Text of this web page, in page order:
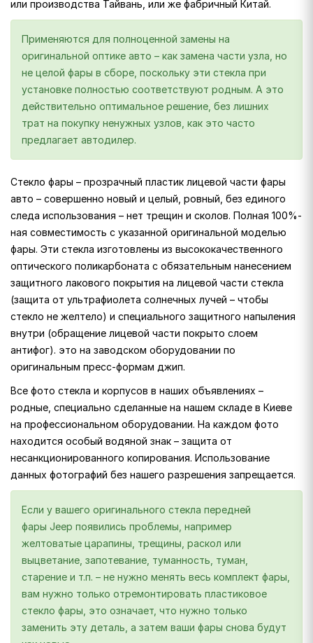
или производства Тайвань, или же фабричный Китай.
Применяются для полноценной замены на
оригинальной оптике авто – как замена части узла, но
не целой фары в сборе, поскольку эти стекла при
установке полностью соответствуют родным. А это
действительно оптимальное решение, без лишних
трат на покупку ненужных узлов, как это часто
предлагает автодилер.
Стекло фары – прозрачный пластик лицевой части фары
авто – совершенно новый и целый, ровный, без единого
следа использования – нет трещин и сколов. Полная 100%-
ная совместимость с указанной оригинальной моделью
фары. Эти стекла изготовлены из высококачественного
оптического поликарбоната с обязательным нанесением
защитного лакового покрытия на лицевой части стекла
(защита от ультрафиолета солнечных лучей – чтобы
стекло не желтело) и специального защитного напыления
внутри (обращение лицевой части покрыто слоем
антифог). это на заводском оборудовании по
оригинальным пресс-формам джип.
Все фото стекла и корпусов в наших объявлениях –
родные, специально сделанные на нашем складе в Киеве
на профессиональном оборудовании. На каждом фото
находится особый водяной знак – защита от
несанкционированного копирования. Использование
данных фотографий без нашего разрешения запрещается.
Если у вашего оригинального стекла передней
фары Jeep появились проблемы, например
желтоватые царапины, трещины, раскол или
выцветание, запотевание, туманность, туман,
старение и т.п. – не нужно менять весь комплект фары,
вам нужно только отремонтировать пластиковое
стекло фары, это означает, что нужно только
заменить эту деталь, а затем ваши фары снова будут